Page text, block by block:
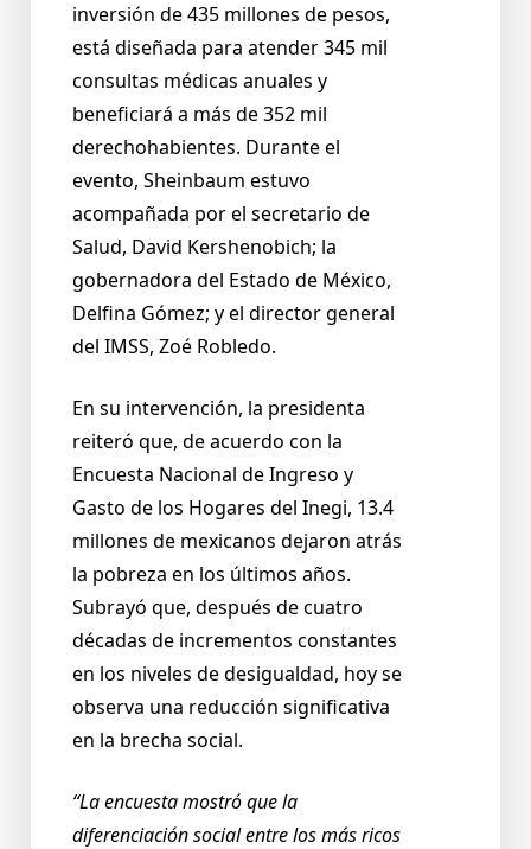
inversión de 435 millones de pesos,
está diseñada para atender 345 mil
consultas médicas anuales y
beneficiará a más de 352 mil
derechohabientes. Durante el
evento, Sheinbaum estuvo
acompañada por el secretario de
Salud, David Kershenobich; la
gobernadora del Estado de México,
Delfina Gómez; y el director general
del IMSS, Zoé Robledo.
En su intervención, la presidenta
reiteró que, de acuerdo con la
Encuesta Nacional de Ingreso y
Gasto de los Hogares del Inegi, 13.4
millones de mexicanos dejaron atrás
la pobreza en los últimos años.
Subrayó que, después de cuatro
décadas de incrementos constantes
en los niveles de desigualdad, hoy se
observa una reducción significativa
en la brecha social.
“La encuesta mostró que la
diferenciación social entre los más ricos